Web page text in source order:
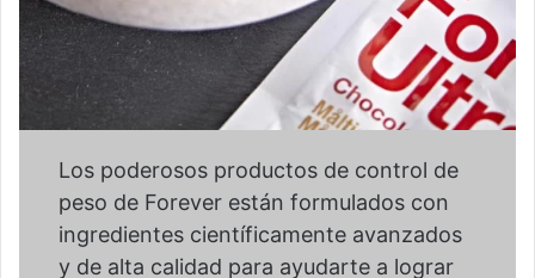
Los poderosos productos de control de
peso de Forever están formulados con
ingredientes científicamente avanzados
y de alta calidad para ayudarte a lograr